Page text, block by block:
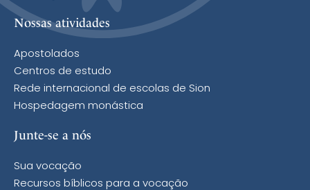
Nossas atividades
Apostolados
Centros de estudo
Rede internacional de escolas de Sion
Hospedagem monástica
Junte-se a nós
Sua vocação
Recursos bíblicos para a vocação